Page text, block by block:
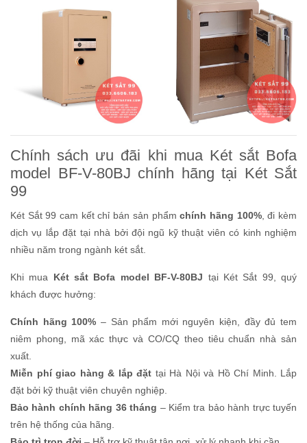
Chính sách ưu đãi khi mua Két sắt Bofa
model BF-V-80BJ chính hãng tại Két Sắt
99
Két Sắt 99 cam kết chỉ bán sản phẩmchính hãng 100%, đi kèm
dịch vụ lắp đặt tại nhà bởi đội ngũ kỹ thuật viên có kinh nghiệm
nhiều năm trong ngành két sắt.
Khi mua Két sắt Bofa model BF-V-80BJ tại Két Sắt 99, quý
khách được hưởng:
Chính hãng 100% – Sản phẩm mới nguyên kiện, đầy đủ tem
niêm phong, mã xác thực và CO/CQ theo tiêu chuẩn nhà sản
xuất.
Miễn phí giao hàng & lắp đặt tại Hà Nội và Hồ Chí Minh. Lắp
đặt bởi kỹ thuật viên chuyên nghiệp.
Bảo hành chính hãng 36 tháng – Kiểm tra bảo hành trực tuyến
trên hệ thống của hãng.